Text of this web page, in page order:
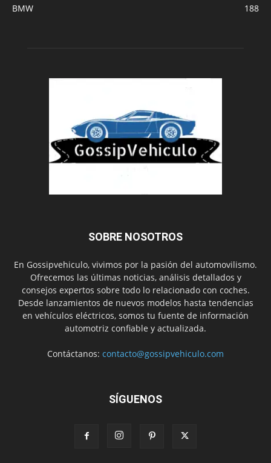
BMW
188
SOBRE NOSOTROS
En Gossipvehiculo, vivimos por la pasión del automovilismo.
Ofrecemos las últimas noticias, análisis detallados y
consejos expertos sobre todo lo relacionado con coches.
Desde lanzamientos de nuevos modelos hasta tendencias
en vehículos eléctricos, somos tu fuente de información
automotriz confiable y actualizada.
Contáctanos: contacto@gossipvehiculo.com
SÍGUENOS